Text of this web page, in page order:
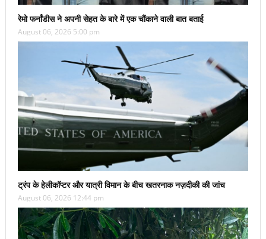
रेमो फर्नांडीस ने अपनी सेहत के बारे में एक चौंकाने वाली बात बताई
August 06, 2026 5:00 pm
ट्रंप के हेलीकॉप्टर और यात्री विमान के बीच खतरनाक नज़दीकी की जांच
August 06, 2026 12:44 pm